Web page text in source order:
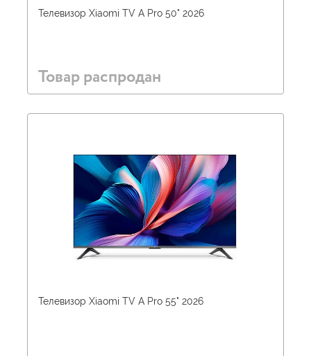
Телевизор Xiaomi TV A Pro 50" 2026
Товар распродан
Телевизор Xiaomi TV A Pro 55" 2026